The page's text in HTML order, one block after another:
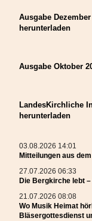
Ausgabe Dezember
herunterladen
Ausgabe Oktober
LandesKirchliche
herunterladen
03.08.2026 14:01
Mitteilungen aus
27.07.2026 06:33
Die Bergkirche lebt
21.07.2026 08:08
Wo Musik Heimat
Bläsergottesdienst